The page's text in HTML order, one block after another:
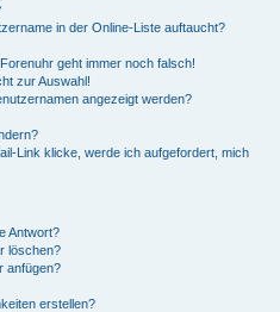
in der Online-Liste auftaucht?
geht immer noch falsch!
zur Auswahl!
angezeigt werden?
Link klicke, werde ich aufgefordert, mich
Antwort?
löschen?
anfügen?
erstellen?